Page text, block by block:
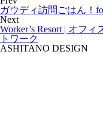
ガウディ訪問ごはん！
Next
Worker’s Resort | オフ
トワーク
ASHITANO DESIGN